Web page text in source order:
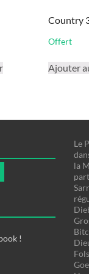
Country
Offert
Ajouter
!
Le
la